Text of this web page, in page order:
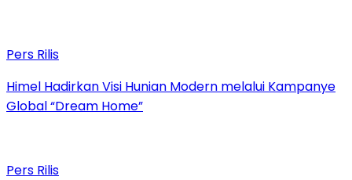
Pers Rilis
Himel Hadirkan Visi Hunian Modern melalui Kampanye
Global “Dream Home”
Pers Rilis